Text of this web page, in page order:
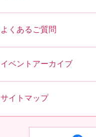
よくあるご質問
イベントアーカイブ
サイトマップ